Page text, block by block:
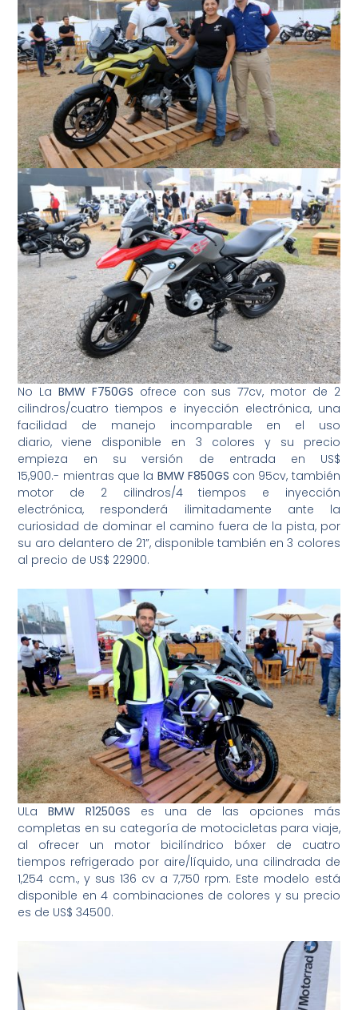
No LaBMW F750GS ofrece con sus 77cv, motor de 2
cilindros/cuatro tiempos e inyección electrónica, una
facilidad de manejo incomparable en el uso
diario, viene disponible en 3 colores y su precio
empieza en su versión de entrada en US$
15,900.- mientras que la BMW F850GS con 95cv, también
motor de 2 cilindros/4 tiempos e inyección
electrónica, responderá ilimitadamente ante la
curiosidad de dominar el camino fuera de la pista, por
su aro delantero de 21”, disponible también en 3 colores
al precio de US$ 22900.
ULaBMW R1250GS es una de las opciones más
completas en su categoría de motocicletas para viaje,
al ofrecer un motor bicilíndrico bóxer de cuatro
tiempos refrigerado por aire/líquido, una cilindrada de
1,254 ccm., y sus 136 cv a 7,750 rpm. Este modelo está
disponible en 4 combinaciones de colores y su precio
es de US$ 34500.